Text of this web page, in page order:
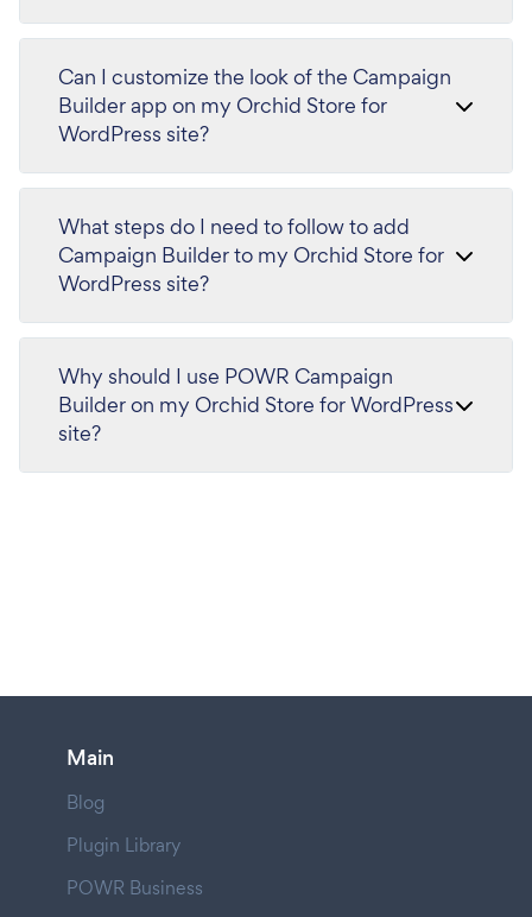
Can I customize the look of the Campaign
Builder app on my Orchid Store for
WordPress site?
What steps do I need to follow to add
Campaign Builder to my Orchid Store for
WordPress site?
Why should I use POWR Campaign
Builder on my Orchid Store for WordPress
site?
Main
Blog
Plugin Library
POWR Business